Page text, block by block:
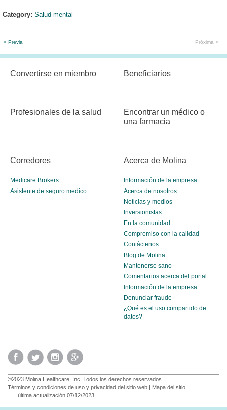
Category: Salud mental
< Previa Próxima >
Convertirse en miembro Beneficiarios
Profesionales de la salud
Encontrar un médico o
una farmacia
Corredores
Medicare Brokers
Asistente de seguro medico
Acerca de Molina
Información de la empresa
Acerca de nosotros
Noticias y medios
Inversionistas
En la comunidad
Compromiso con la calidad
Contáctenos
Blog de Molina
Mantenerse sano
Comentarios acerca del portal
Información de la empresa
Denunciar fraude
¿Qué es el uso compartido de
datos?
©2023 Molina Healthcare, Inc. Todos los derechos reservados.
Términos y condiciones de uso y privacidad del sitio web | Mapa del sitio
última actualización 07/12/2023